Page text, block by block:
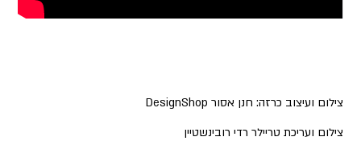
צילום ועיצוב כרזה: חנן אסור DesignShop
צילום ועריכת טריילר רדי רובינשטיין